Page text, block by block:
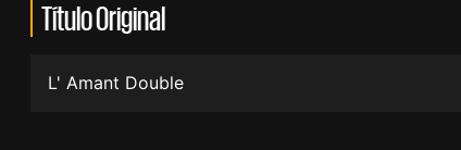
Título Original
L' Amant Double